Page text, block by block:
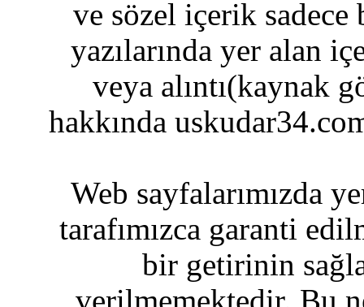
ve sözel içerik sadece
yazılarında yer alan
veya alıntı(kaynak
hakkında
Web sayfalarımızda
tarafımızca garanti
bir getirinin